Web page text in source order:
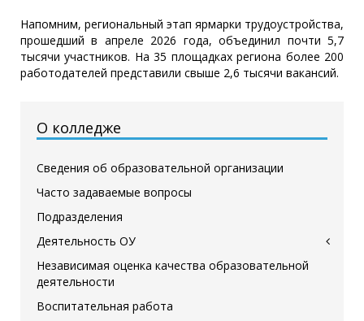
Напомним, региональный этап ярмарки трудоустройства,
прошедший в апреле 2026 года, объединил почти 5,7
тысячи участников. На 35 площадках региона более 200
работодателей представили свыше 2,6 тысячи вакансий.
О колледже
Сведения об образовательной организации
Часто задаваемые вопросы
Подразделения
Деятельность ОУ
Независимая оценка качества образовательной
деятельности
Воспитательная работа